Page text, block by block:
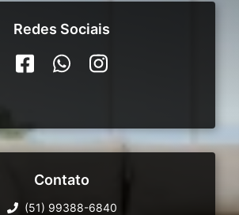
Redes Sociais
Contato
(51) 99388-6840